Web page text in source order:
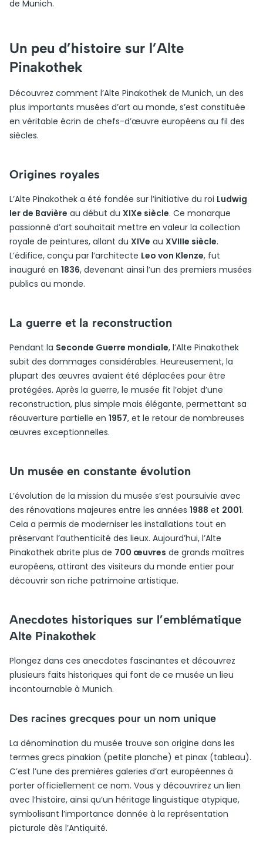
de Munich.
Un peu d’histoire sur l’Alte
Pinakothek
Découvrez comment l’Alte Pinakothek de Munich, un des
plus importants musées d’art au monde, s’est constituée
en véritable écrin de chefs-d’œuvre européens au fil des
siècles.
Origines royales
L’Alte Pinakothek a été fondée sur l’initiative du roi Ludwig
Ier de Bavière au début du XIXe siècle. Ce monarque
passionné d’art souhaitait mettre en valeur la collection
royale de peintures, allant du XIVe au XVIIIe siècle.
L’édifice, conçu par l’architecte Leo von Klenze, fut
inauguré en 1836, devenant ainsi l’un des premiers musées
publics au monde.
La guerre et la reconstruction
Pendant la Seconde Guerre mondiale, l’Alte Pinakothek
subit des dommages considérables. Heureusement, la
plupart des œuvres avaient été déplacées pour être
protégées. Après la guerre, le musée fit l’objet d’une
reconstruction, plus simple mais élégante, permettant sa
réouverture partielle en 1957, et le retour de nombreuses
œuvres exceptionnelles.
Un musée en constante évolution
L’évolution de la mission du musée s’est poursuivie avec
des rénovations majeures entre les années 1988 et 2001.
Cela a permis de moderniser les installations tout en
préservant l’authenticité des lieux. Aujourd’hui, l’Alte
Pinakothek abrite plus de 700 œuvres de grands maîtres
européens, attirant des visiteurs du monde entier pour
découvrir son riche patrimoine artistique.
Anecdotes historiques sur l’emblématique
Alte Pinakothek
Plongez dans ces anecdotes fascinantes et découvrez
plusieurs faits historiques qui font de ce musée un lieu
incontournable à Munich.
Des racines grecques pour un nom unique
La dénomination du musée trouve son origine dans les
termes grecs pinakion (petite planche) et pinax (tableau).
C’est l’une des premières galeries d’art européennes à
porter officiellement ce nom. Vous y découvrirez un lien
avec l’histoire, ainsi qu’un héritage linguistique atypique,
symbolisant l’importance donnée à la représentation
picturale dès l’Antiquité.